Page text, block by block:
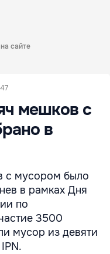
сайте
мешков с
в
с мусором было
в рамках Дня
по
3500
мусор из девяти